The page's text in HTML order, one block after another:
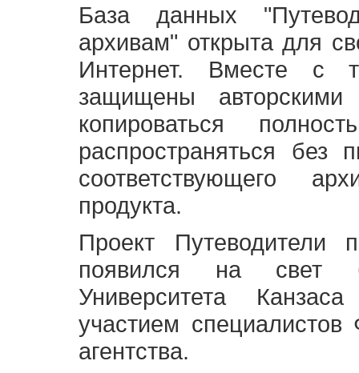
База данных
архивам" открыта для
Интернет. Вместе с
защищены
копироваться
распространяться без
соответствующего
продукта.
Проект Путеводители
появился на свет
Университета
участием специалистов
агентства.